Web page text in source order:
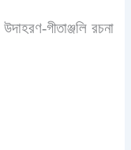
গীতাঞ্জলি রচনা